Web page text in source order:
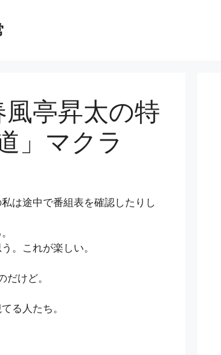
亭昇太の特
」マクラ
は途中で番組表を確認したりし
。これが楽しい。
けど。
る人たち。